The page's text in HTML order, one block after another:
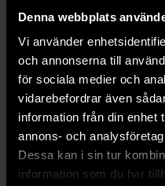
Denna webbplats
Vi använder
och annonserna till
för sociala medier och
vidarebefordrar även
information från din enhet
annons- och
Dessa kan i sin tur
information som du har
159 kr
Beställ
Mer från